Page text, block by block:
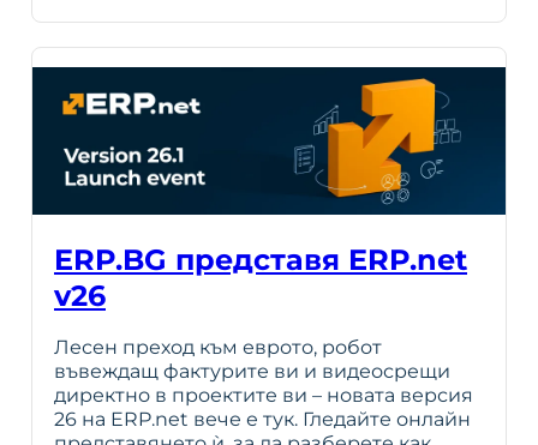
ERP.BG представя ERP.net
v26
Лесен преход към еврото, робот
въвеждащ фактурите ви и видеосрещи
директно в проектите ви – новата версия
26 на ERP.net вече е тук. Гледайте онлайн